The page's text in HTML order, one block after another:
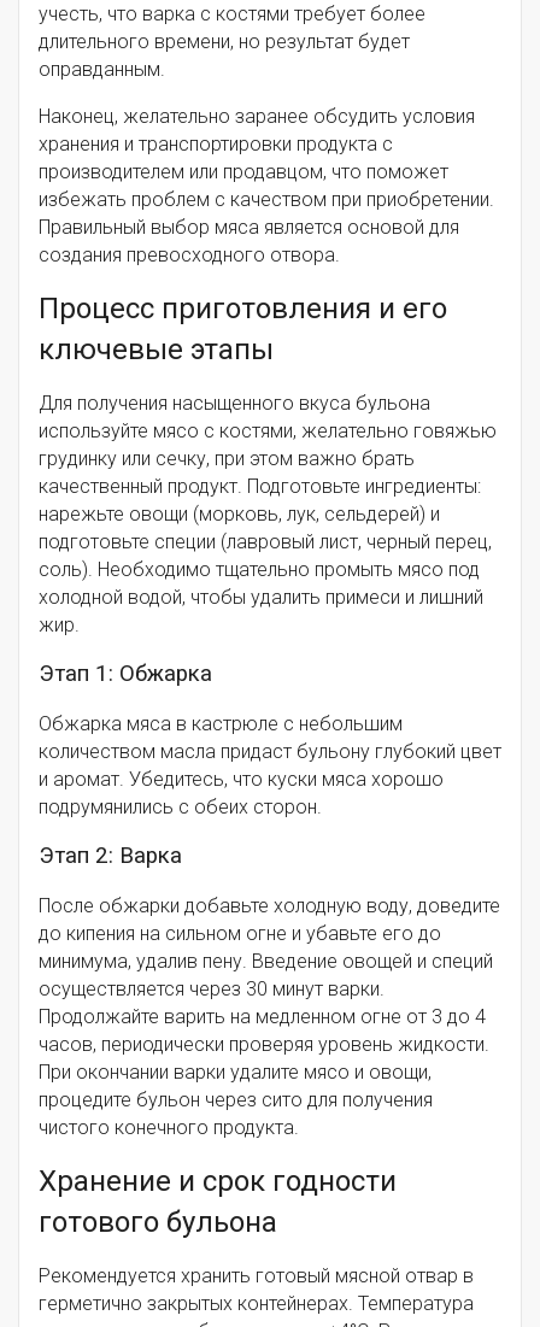
учесть, что варка с костями требует более
длительного времени, но результат будет
оправданным.
Наконец, желательно заранее обсудить условия
хранения и транспортировки продукта с
производителем или продавцом, что поможет
избежать проблем с качеством при приобретении.
Правильный выбор мяса является основой для
создания превосходного отвора.
Процесс приготовления и его
ключевые этапы
Для получения насыщенного вкуса бульона
используйте мясо с костями, желательно говяжью
грудинку или сечку, при этом важно брать
качественный продукт. Подготовьте ингредиенты:
нарежьте овощи (морковь, лук, сельдерей) и
подготовьте специи (лавровый лист, черный перец,
соль). Необходимо тщательно промыть мясо под
холодной водой, чтобы удалить примеси и лишний
жир.
Этап 1: Обжарка
Обжарка мяса в кастрюле с небольшим
количеством масла придаст бульону глубокий цвет
и аромат. Убедитесь, что куски мяса хорошо
подрумянились с обеих сторон.
Этап 2: Варка
После обжарки добавьте холодную воду, доведите
до кипения на сильном огне и убавьте его до
минимума, удалив пену. Введение овощей и специй
осуществляется через 30 минут варки.
Продолжайте варить на медленном огне от 3 до 4
часов, периодически проверяя уровень жидкости.
При окончании варки удалите мясо и овощи,
процедите бульон через сито для получения
чистого конечного продукта.
Хранение и срок годности
готового бульона
Рекомендуется хранить готовый мясной отвар в
герметично закрытых контейнерах. Температура